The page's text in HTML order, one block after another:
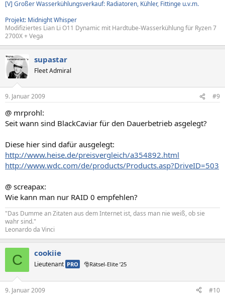
[V] Großer Wasserkühlungsverkauf: Radiatoren, Kühler, Fittinge u.v.m.
Projekt: Midnight Whisper
Modifiziertes Lian Li O11 Dynamic mit Hardtube-Wasserkühlung für Ryzen 7
2700X + Vega
supastar
Fleet Admiral
9. Januar 2009 #9
@ mrprohl:
Seit wann sind BlackCaviar für den Dauerbetrieb asgelegt?
Diese hier sind dafür ausgelegt:
http://www.heise.de/preisvergleich/a354892.html
http://www.wdc.com/de/products/Products.asp?DriveID=503
@ screapax:
Wie kann man nur RAID 0 empfehlen?
"Das Dumme an Zitaten aus dem Internet ist, dass man nie weiß, ob sie
wahr sind."
Leonardo da Vinci
C cookiie
Lieutenant PRO 🎅Rätsel-Elite ’25
9. Januar 2009 #10